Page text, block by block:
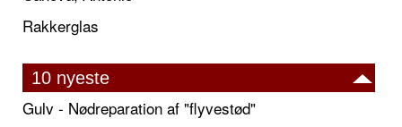
Rakkerglas
10 nyeste
Gulv - Nødreparation af "flyvestød"